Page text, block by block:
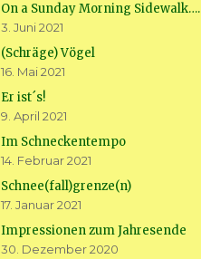
On a Sunday Morning Sidewalk….
3. Juni 2021
(Schräge) Vögel
16. Mai 2021
Er ist´s!
9. April 2021
Im Schneckentempo
14. Februar 2021
Schnee(fall)grenze(n)
17. Januar 2021
Impressionen zum Jahresende
30. Dezember 2020